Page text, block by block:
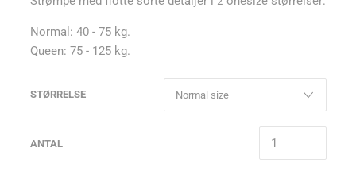
Normal: 40 - 75 kg.
Queen: 75 - 125 kg.
STØRRELSE
ANTAL